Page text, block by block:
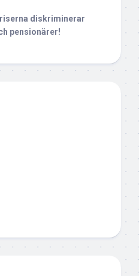
diskriminerar
pensionärer!